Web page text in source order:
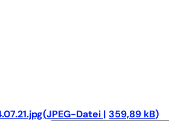
JPEG-Datei 359,89 kB